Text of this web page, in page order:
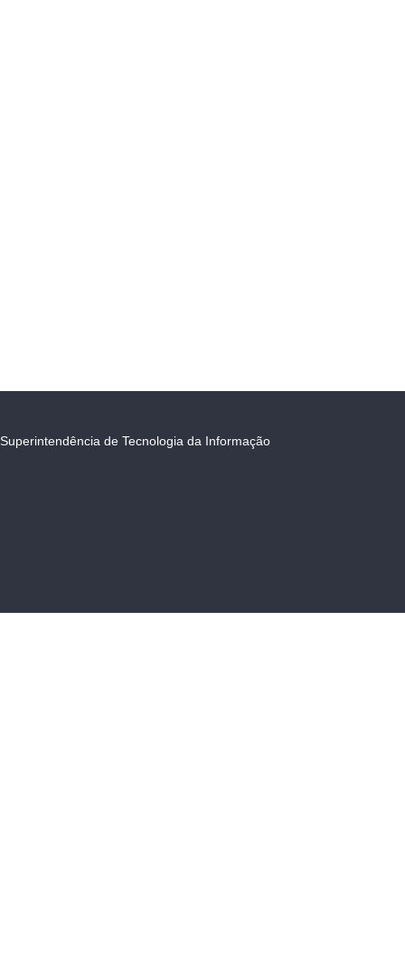
Superintendência de Tecnologia da Informação